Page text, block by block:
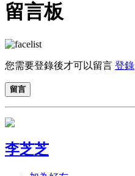
留言板
您需要登錄後才可以留言 登錄
留言
李芝芝